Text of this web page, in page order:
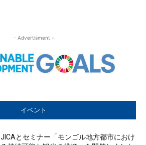
- Advertisment -
イベント
JICAとセミナー「モンゴル地方都市におけ